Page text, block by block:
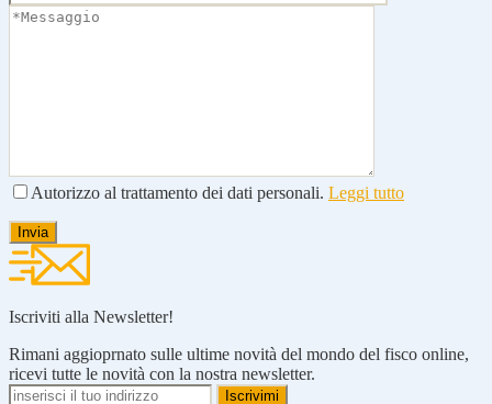
Autorizzo al trattamento dei dati personali. Leggi tutto
Iscriviti alla Newsletter!
Rimani aggioprnato sulle ultime novità del mondo del fisco online,
ricevi tutte le novità con la nostra newsletter.